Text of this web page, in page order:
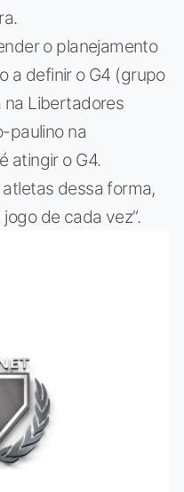
o planejamento
a definir o G4 (grupo
Libertadores
paulino na
atingir o G4.
dessa forma,
de cada vez”.